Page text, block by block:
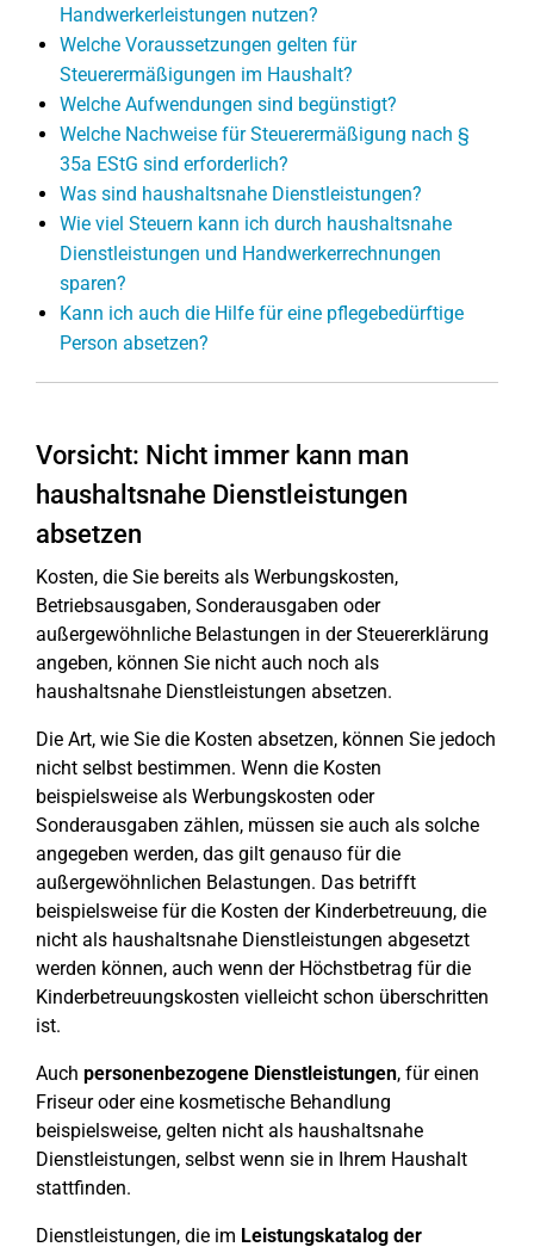
Handwerkerleistungen nutzen?
Welche Voraussetzungen gelten für
Steuerermäßigungen im Haushalt?
Welche Aufwendungen sind begünstigt?
Welche Nachweise für Steuerermäßigung nach §
35a EStG sind erforderlich?
Was sind haushaltsnahe Dienstleistungen?
Wie viel Steuern kann ich durch haushaltsnahe
Dienstleistungen und Handwerkerrechnungen
sparen?
Kann ich auch die Hilfe für eine pflegebedürftige
Person absetzen?
Vorsicht: Nicht immer kann man
haushaltsnahe Dienstleistungen
absetzen
Kosten, die Sie bereits als Werbungskosten,
Betriebsausgaben, Sonderausgaben oder
außergewöhnliche Belastungen in der Steuererklärung
angeben, können Sie nicht auch noch als
haushaltsnahe Dienstleistungen absetzen.
Die Art, wie Sie die Kosten absetzen, können Sie jedoch
nicht selbst bestimmen. Wenn die Kosten
beispielsweise als Werbungskosten oder
Sonderausgaben zählen, müssen sie auch als solche
angegeben werden, das gilt genauso für die
außergewöhnlichen Belastungen. Das betrifft
beispielsweise für die Kosten der Kinderbetreuung, die
nicht als haushaltsnahe Dienstleistungen abgesetzt
werden können, auch wenn der Höchstbetrag für die
Kinderbetreuungskosten vielleicht schon überschritten
ist.
Auch personenbezogene Dienstleistungen, für einen
Friseur oder eine kosmetische Behandlung
beispielsweise, gelten nicht als haushaltsnahe
Dienstleistungen, selbst wenn sie in Ihrem Haushalt
stattfinden.
Dienstleistungen, die im Leistungskatalog der